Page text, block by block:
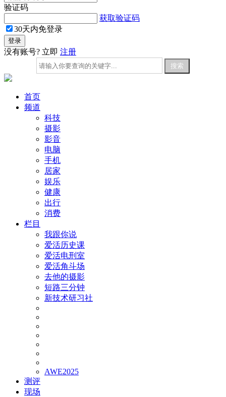
验证码
获取验证码
30天内免登录
没有账号? 立即 注册
首页
频道
科技
摄影
影音
电脑
手机
居家
娱乐
健康
出行
消费
栏目
我跟你说
爱活历史课
爱活电刑室
爱活角斗场
去他的摄影
短路三分钟
新技术研习社
AWE2025
测评
现场